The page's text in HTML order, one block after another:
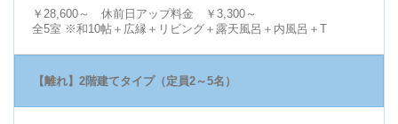
￥28,600～ 休前日アップ料金 ￥3,300～
全5室 ※和10帖＋広縁＋リビング＋露天風呂＋内風呂＋T
【離れ】2階建てタイプ（定員2～5名）